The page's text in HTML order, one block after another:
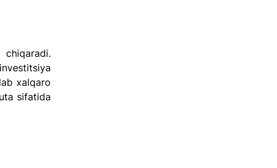
xalqaro
sifatida